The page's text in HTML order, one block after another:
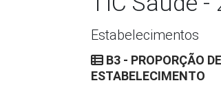
Estabelecimentos
B3 - PROPORÇÃO
ESTABELECIMENTO